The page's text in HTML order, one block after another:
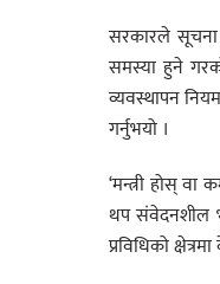
सरकारले सूचना
समस्या हुने
व्यवस्थापन
गर्नुभयो ।
‘मन्त्री होस् वा
थप संवेदनशील
प्रविधिको